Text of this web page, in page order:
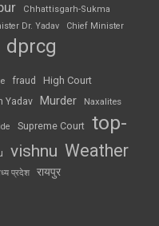
Chhattisgarh-Sukma
Dr. Yadav Chief Minister
dprcg
fraud High Court
Yadav Murder Naxalites
Supreme Court top-
vishnu Weather
प्रदेश रायपुर